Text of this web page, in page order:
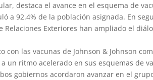
destaca el avance en el esquema de
a 92.4% de la población asignada. En
Relaciones Exteriores han ampliado el
con las vacunas de Johnson & Johnson
un ritmo acelerado en sus esquemas de
gobiernos acordaron avanzar en el